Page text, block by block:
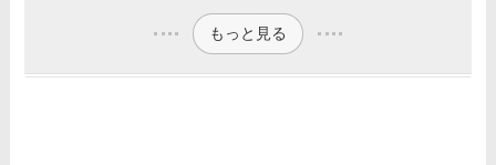
もっと見る